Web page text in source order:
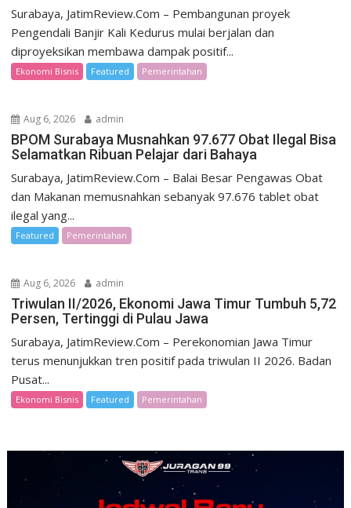
Surabaya, JatimReview.Com – Pembangunan proyek
Pengendali Banjir Kali Kedurus mulai berjalan dan
diproyeksikan membawa dampak positif...
Ekonomi Bisnis Featured Pemerintahan
Aug 6, 2026 admin
BPOM Surabaya Musnahkan 97.677 Obat Ilegal Bisa
Selamatkan Ribuan Pelajar dari Bahaya
Surabaya, JatimReview.Com – Balai Besar Pengawas Obat
dan Makanan memusnahkan sebanyak 97.676 tablet obat
ilegal yang...
Featured Pemerintahan
Aug 6, 2026 admin
Triwulan II/2026, Ekonomi Jawa Timur Tumbuh 5,72
Persen, Tertinggi di Pulau Jawa
Surabaya, JatimReview.Com – Perekonomian Jawa Timur
terus menunjukkan tren positif pada triwulan II 2026. Badan
Pusat...
Ekonomi Bisnis Featured Pemerintahan